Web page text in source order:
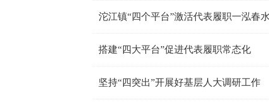
沱江镇“四个平台”激活代表履职一泓春
搭建“四大平台”促进代表履职常态化
坚持“四突出”开展好基层人大调研工作